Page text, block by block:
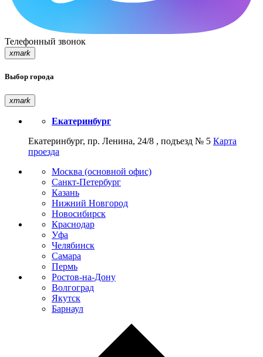
Телефонный звонок
xmark
Выбор города
xmark
Екатеринбург
Екатеринбург, пр. Ленина, 24/8 , подъезд № 5 Карта
проезда
Москва (основной офис)
Санкт-Петербург
Казань
Нижний Новгород
Новосибирск
Краснодар
Уфа
Челябинск
Самара
Пермь
Ростов-на-Дону
Волгоград
Якутск
Барнаул